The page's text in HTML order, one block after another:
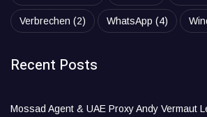
Verbrechen (2) WhatsApp (4)
Recent Posts
Mossad Agent & UAE Proxy Andy Vermaut